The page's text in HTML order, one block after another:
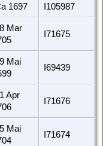
1697 I105987
Mar
I71675
Mai
I69439
Apr
I71676
Mai
I71674